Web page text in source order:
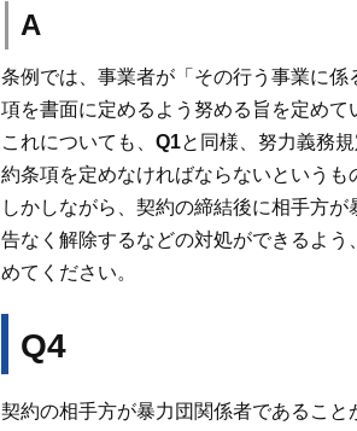
A
条例では、事業者が「その行う事業に
項を書面に定めるよう努める旨を定めて
これについても、 Q1と同様、努力義務
約条項を定めなければならないというも
しかしながら、契約の締結後に相手方
告なく解除するなどの対処ができるよ
めてください。
Q4
契約の相手方が暴力団関係者であるこ